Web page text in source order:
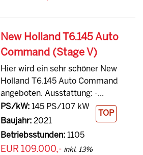
New Holland T6.145 Auto
Command (Stage V)
Hier wird ein sehr schöner New
Holland T6.145 Auto Command
angeboten. Ausstattung: -...
PS/kW:145 PS/107 kW
Baujahr:2021
Betriebsstunden:1105
TOP
EUR 109.000,- inkl. 13%